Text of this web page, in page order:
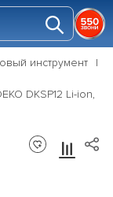
инструмент
DKSP12 Li-ion,